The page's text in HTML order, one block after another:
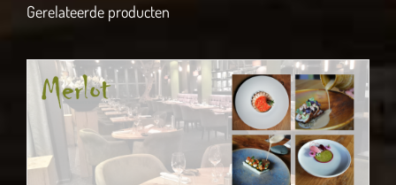
Gerelateerde producten